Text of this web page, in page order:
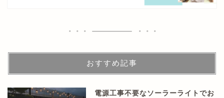
おすすめ記事
電源工事不要なソーラーライトでお